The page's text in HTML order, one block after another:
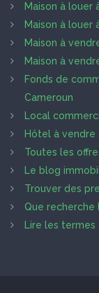
Maison à louer
Maison à louer
Maison à
Maison à
Fonds de
Cameroun
Local
Hôtel à vendre
Toutes les
Le blog
Trouver des
Que recherche
Lire les